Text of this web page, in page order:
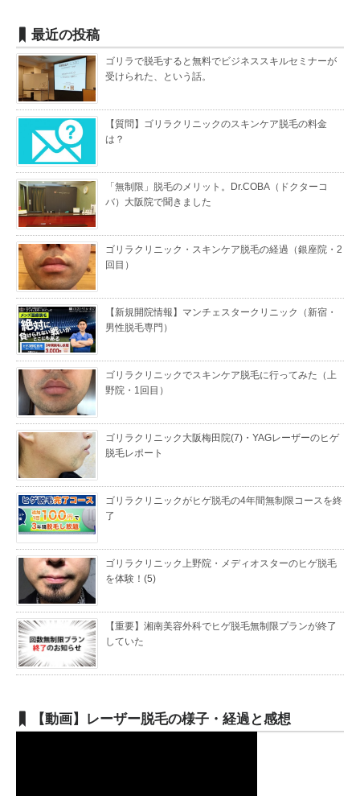
最近の投稿
ゴリラで脱毛すると無料でビジネススキルセミナーが
受けられた、という話。
【質問】ゴリラクリニックのスキンケア脱毛の料金
は？
「無制限」脱毛のメリット。Dr.COBA（ドクターコ
バ）大阪院で聞きました
ゴリラクリニック・スキンケア脱毛の経過（銀座院・2
回目）
【新規開院情報】マンチェスタークリニック（新宿・
男性脱毛専門）
ゴリラクリニックでスキンケア脱毛に行ってみた（上
野院・1回目）
ゴリラクリニック大阪梅田院(7)・YAGレーザーのヒゲ
脱毛レポート
ゴリラクリニックがヒゲ脱毛の4年間無制限コースを終
了
ゴリラクリニック上野院・メディオスターのヒゲ脱毛
を体験！(5)
【重要】湘南美容外科でヒゲ脱毛無制限プランが終了
していた
【動画】レーザー脱毛の様子・経過と感想